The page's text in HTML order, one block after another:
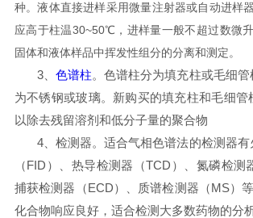
种。液体直接进样采用微量注射器或自动进样
应高于柱温30~50℃，进样量一般不超过数微
固体和液体样品中挥发性组分的分离和测定。
3、色谱柱。色谱柱分为填充柱或毛细
为不锈钢或玻璃。新购买的填充柱和毛细管
以除去残留溶剂和低分子量的聚合物
4、检测器。适合气相色谱法的检测器
（FID ）、热导检测器（TCD ）、氮磷检测
捕获检测器（ECD）、质谱检测器（MS）
化合物响应良好，适合检测大多数药物的分析